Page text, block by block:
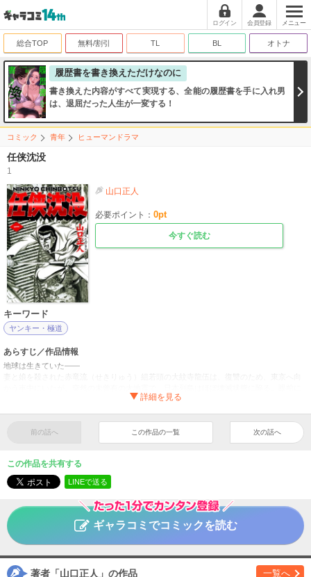
ログイン 会員登録 メニュー
総合TOP 無料/割引 TL BL オトナ
履歴書を書き換えただけなのに
書き換えた内容がすべて実現する、全能の履歴書を手に入れ男
は、退屈だった人生が一変する！
コミック 青年 ヒューマンドラマ
任侠沈没
1
山口正人
必要ポイント：0pt
今すぐ読む
キーワード
ヤンキー・極道
あらすじ／作品情報
地球は生きていた――
妻と娘を殺された赤竜流（せきりゅう）組若頭の大紋寺龍伍は、復讐のため、東京へ向
迫る瓦礫の山、パニックで頭が混乱する人々をものともせず、龍伍は一人、己の任侠道
をあざ笑うかのごとく、前代未聞の展開が次々に押し寄せる！奇抜、奇想天外なストー
リーで、スピーディーに読ませます。ページをめくるごとに驚きの連続が待つ！！
作者 山口正人
前の話へ この作品の一覧 次の話へ
この作品を共有する
LINEで送る
ギャラコミでコミックを読む
著者「山口正人」の作品 一覧へ